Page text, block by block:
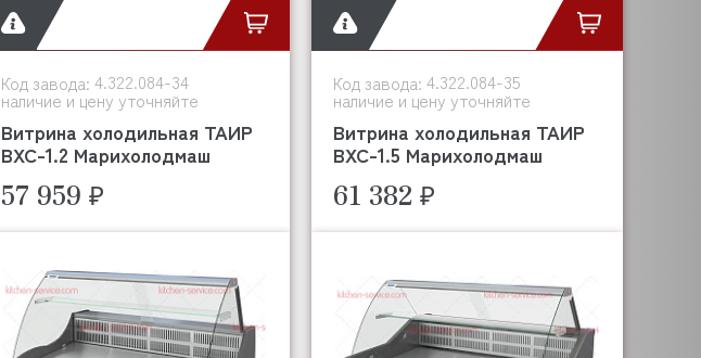
Код завода: 4.322.084-34
наличие и цену уточняйте
Витрина холодильная ТАИР
ВХС-1.2 Марихолодмаш
57 959 ₽
Код завода:4.322.084-35
наличие и цену уточняйте
Витрина холодильная ТАИР
ВХС-1.5 Марихолодмаш
61 382 ₽